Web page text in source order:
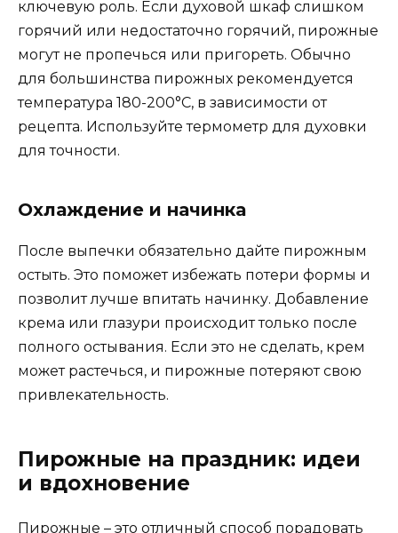
ключевую роль. Если духовой шкаф слишком
горячий или недостаточно горячий, пирожные
могут не пропечься или пригореть. Обычно
для большинства пирожных рекомендуется
температура 180-200°C, в зависимости от
рецепта. Используйте термометр для духовки
для точности.
Охлаждение и начинка
После выпечки обязательно дайте пирожным
остыть. Это поможет избежать потери формы и
позволит лучше впитать начинку. Добавление
крема или глазури происходит только после
полного остывания. Если это не сделать, крем
может растечься, и пирожные потеряют свою
привлекательность.
Пирожные на праздник: идеи
и вдохновение
Пирожные – это отличный способ порадовать